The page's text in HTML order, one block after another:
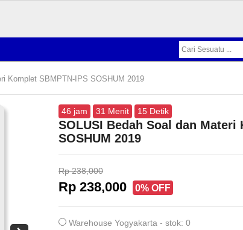
Komplet SBMPTN-IPS SOSHUM 2019
46 jam 31 Menit 14 Detik
SOLUSI Bedah Soal dan Materi
SOSHUM 2019
Rp 238,000
Rp 238,000 0% OFF
Warehouse Yogyakarta - stok: 0